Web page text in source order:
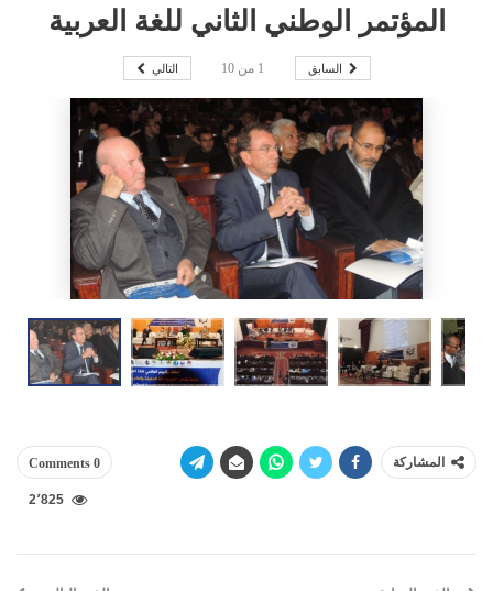
المؤتمر الوطني الثاني للغة العربية
السابق 1 من 10 التالي
المشاركة 0 Comments
2٬825